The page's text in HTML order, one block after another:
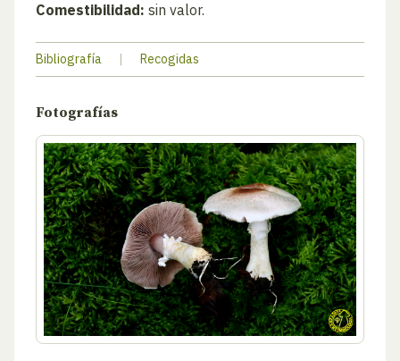
Comestibilidad: sin valor.
Bibliografía | Recogidas
Fotografías